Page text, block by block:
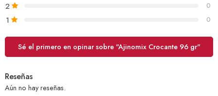
2 0
1 0
Sé el primero en opinar sobre "Ajinomix Crocante 96 gr"
Reseñas
Aún no hay reseñas.